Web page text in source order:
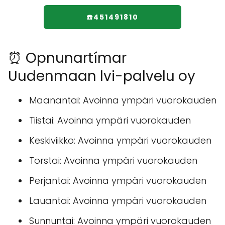
☎️451491810
⏰ Opnunartímar
Uudenmaan lvi-palvelu oy
Maanantai: Avoinna ympäri vuorokauden
Tiistai: Avoinna ympäri vuorokauden
Keskiviikko: Avoinna ympäri vuorokauden
Torstai: Avoinna ympäri vuorokauden
Perjantai: Avoinna ympäri vuorokauden
Lauantai: Avoinna ympäri vuorokauden
Sunnuntai: Avoinna ympäri vuorokauden